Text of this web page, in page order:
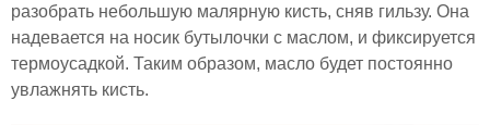
разобрать небольшую малярную кисть, сняв гильзу. Она
надевается на носик бутылочки с маслом, и фиксируется
термоусадкой. Таким образом, масло будет постоянно
увлажнять кисть.